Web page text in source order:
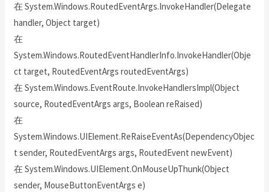
在 System.Windows.RoutedEventArgs.InvokeHandler(Delegate
handler, Object target)
在
System.Windows.RoutedEventHandlerInfo.InvokeHandler(Obje
ct target, RoutedEventArgs routedEventArgs)
在 System.Windows.EventRoute.InvokeHandlersImpl(Object
source, RoutedEventArgs args, Boolean reRaised)
在
System.Windows.UIElement.ReRaiseEventAs(DependencyObjec
t sender, RoutedEventArgs args, RoutedEvent newEvent)
在 System.Windows.UIElement.OnMouseUpThunk(Object
sender, MouseButtonEventArgs e)